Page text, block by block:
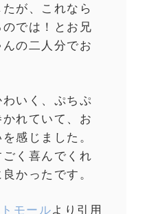
が、これなら
では！とお兄
の二人分でお
いく、ぷちぷ
れていて、お
感じました。
く喜んでくれ
かったです。
モールより引用